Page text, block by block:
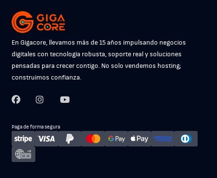
En Gigacore, llevamos más de 15 años impulsando negocios
digitales con tecnología robusta, soporte real y soluciones
pensadas para crecer contigo. No solo vendemos hosting;
construimos confianza.
Paga de forma segura